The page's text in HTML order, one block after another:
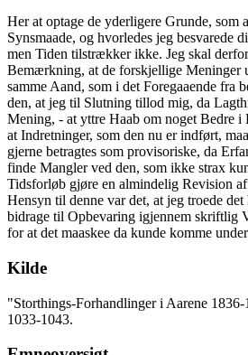
Her at optage de yderligere Grunde, som
Synsmaade, og hvorledes jeg besvarede
men Tiden tilstrækker ikke. Jeg skal
Bemærkning, at de forskjellige Meninger
samme Aand, som i det Foregaaende fra
den, at jeg til Slutning tillod mig, da
Mening, - at yttre Haab om noget Bedre i
at Indretninger, som den nu er indført,
gjerne betragtes som provisoriske, da
finde Mangler ved den, som ikke strax
Tidsforløb gjøre en almindelig Revision
Hensyn til denne var det, at jeg troede
bidrage til Opbevaring igjennem skriftlig
for at det maaskee da kunde komme
Kilde
"Storthings-Forhandlinger i Aarene
1033-1043.